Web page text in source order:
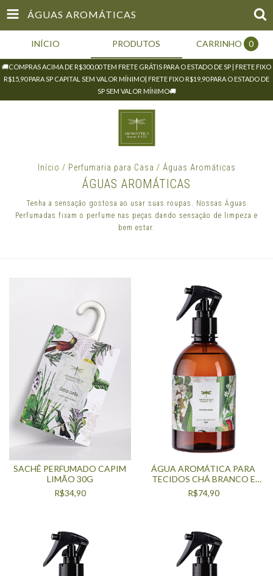
ÁGUAS AROMÁTICAS
INÍCIO PRODUTOS CARRINHO 0
🚚COMPRAS ACIMA DE R$300,00 TEM FRETE GRÁTIS PARA O ESTADO DE SP | FRETE FIXO
R$15,90 PARA SP CAPITAL SEM VALOR MÍNIMO| FRETE FIXO R$19,90 PARA O ESTADO DE
SP SEM VALOR MÍNIMO🚚
Início / Perfumaria para Casa / Águas Aromáticas
ÁGUAS AROMÁTICAS
Tenha a sensação gostosa ao usar suas roupas. Nossas Águas
Perfumadas fixam o perfume nas peças dando sensação de limpeza e
bem estar.
SACHÊ PERFUMADO CAPIM
LIMÃO 30G
R$34,90
ÁGUA AROMÁTICA PARA
TECIDOS CHÁ BRANCO E
BAMBU 500ML
R$74,90